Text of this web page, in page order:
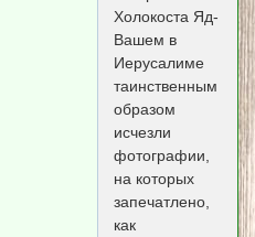
Холокоста Яд-
Вашем в
Иерусалиме
таинственным
образом
исчезли
фотографии,
на которых
запечатлено,
как